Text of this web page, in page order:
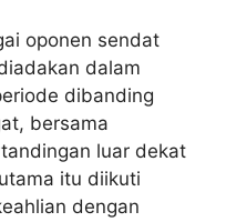
oponen sendat
dalam
dibanding
bersama
luar dekat
itu diikuti
dengan